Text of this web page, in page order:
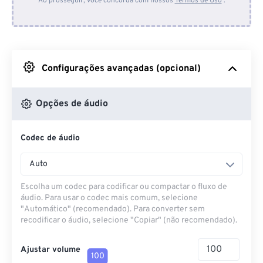
Do Google Drive
Do OneDrive
Configurações avançadas (opcional)
Opções de áudio
Codec de áudio
Auto
Escolha um codec para codificar ou compactar o fluxo de
áudio. Para usar o codec mais comum, selecione
"Automático" (recomendado). Para converter sem
recodificar o áudio, selecione "Copiar" (não recomendado).
Ajustar volume
100